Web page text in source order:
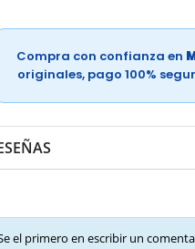
Compra con confianza en
originales, pago 100%
el primero en escribir un